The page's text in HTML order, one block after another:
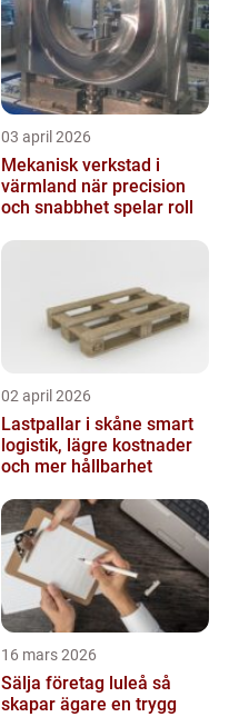
03 april 2026
Mekanisk verkstad i
värmland när precision
och snabbhet spelar roll
02 april 2026
Lastpallar i skåne smart
logistik, lägre kostnader
och mer hållbarhet
16 mars 2026
Sälja företag luleå så
skapar ägare en trygg